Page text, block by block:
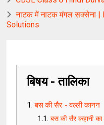
नाटक में नाटक मंगल सक्सेना
Solutions
बिषय - तालिका
बस की सैर - वल्ली कानन
बस की सैर कहानी का